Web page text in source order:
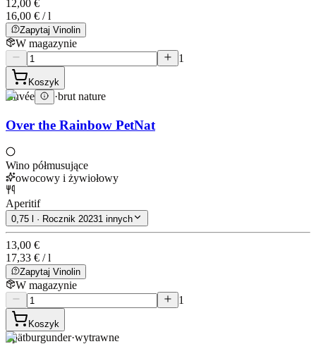
12,00 €
16,00 € / l
Zapytaj Vinolin
W magazynie
1
Koszyk
Cuvée ·brut nature
Over the Rainbow PetNat
Wino półmusujące
owocowy i żywiołowy
Aperitif
0,75 l · Rocznik 20231 innych
13,00 €
17,33 € / l
Zapytaj Vinolin
W magazynie
1
Koszyk
Spätburgunder·wytrawne